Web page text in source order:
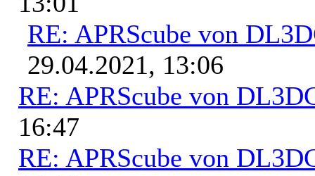
RE: APRScube von
29.04.2021, 13:06
RE: APRScube von
16:47
RE: APRScube von